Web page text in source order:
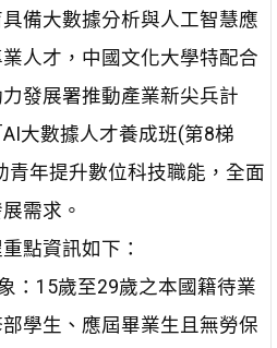
備大數據分析與人工智慧應
人才，中國文化大學特配合
發展署推動產業新尖兵計
大數據人才養成班(第8梯
青年提升數位科技職能，全面
需求。
點資訊如下：
：15歲至29歲之本國籍待業
學生、應屆畢業生且無勞保